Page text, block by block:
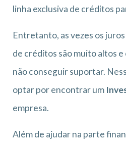
linha exclusiva de créditos
Entretanto, as vezes os
de créditos são muito altos
não conseguir suportar.
optar por encontrar um
empresa.
Além de ajudar na parte